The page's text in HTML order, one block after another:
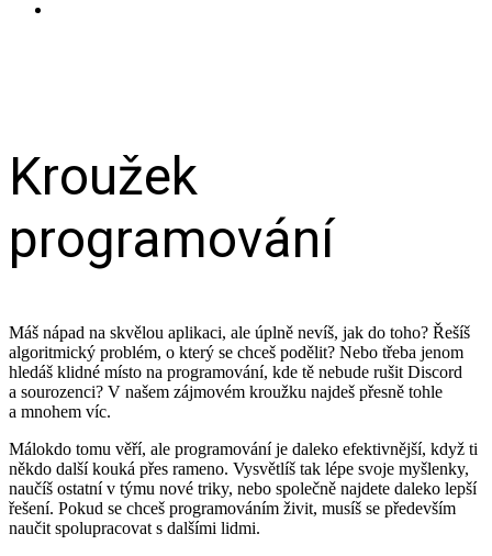
Kroužek
programování
Máš nápad na skvělou aplikaci, ale úplně nevíš, jak do toho? Řešíš
algoritmický problém, o který se chceš podělit? Nebo třeba jenom
hledáš klidné místo na programování, kde tě nebude rušit Discord
a sourozenci? V našem zájmovém kroužku najdeš přesně tohle
a mnohem víc.
Málokdo tomu věří, ale programování je daleko efektivnější, když ti
někdo další kouká přes rameno. Vysvětlíš tak lépe svoje myšlenky,
naučíš ostatní v týmu nové triky, nebo společně najdete daleko lepší
řešení. Pokud se chceš programováním živit, musíš se především
naučit spolupracovat s dalšími lidmi.